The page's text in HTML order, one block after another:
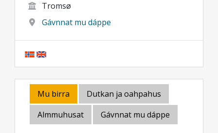
Tromsø
Gávnnat mu dáppe
Mu birra
Dutkan ja oahpahus
Almmuhusat
Gávnnat mu dáppe